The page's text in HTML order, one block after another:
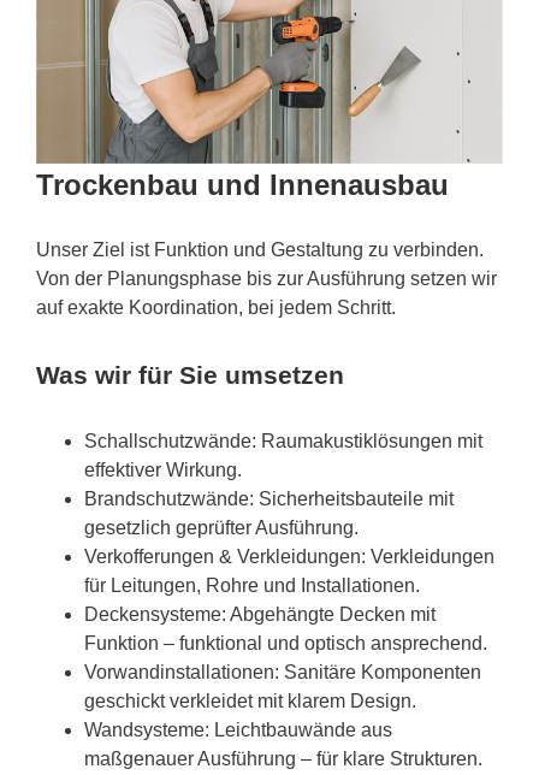
Trockenbau und Innenausbau
Unser Ziel ist Funktion und Gestaltung zu verbinden.
Von der Planungsphase bis zur Ausführung setzen wir
auf exakte Koordination, bei jedem Schritt.
Was wir für Sie umsetzen
Schallschutzwände: Raumakustiklösungen mit
effektiver Wirkung.
Brandschutzwände: Sicherheitsbauteile mit
gesetzlich geprüfter Ausführung.
Verkofferungen & Verkleidungen: Verkleidungen
für Leitungen, Rohre und Installationen.
Deckensysteme: Abgehängte Decken mit
Funktion – funktional und optisch ansprechend.
Vorwandinstallationen: Sanitäre Komponenten
geschickt verkleidet mit klarem Design.
Wandsysteme: Leichtbauwände aus
maßgenauer Ausführung – für klare Strukturen.